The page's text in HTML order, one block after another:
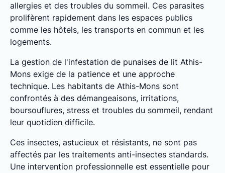
allergies et des troubles du sommeil. Ces parasites
prolifèrent rapidement dans les espaces publics
comme les hôtels, les transports en commun et les
logements.
La gestion de l'infestation de punaises de lit Athis-
Mons exige de la patience et une approche
technique. Les habitants de Athis-Mons sont
confrontés à des démangeaisons, irritations,
boursouflures, stress et troubles du sommeil, rendant
leur quotidien difficile.
Ces insectes, astucieux et résistants, ne sont pas
affectés par les traitements anti-insectes standards.
Une intervention professionnelle est essentielle pour